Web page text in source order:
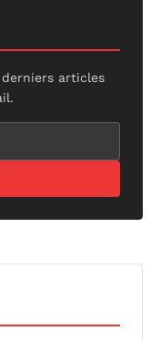
articles